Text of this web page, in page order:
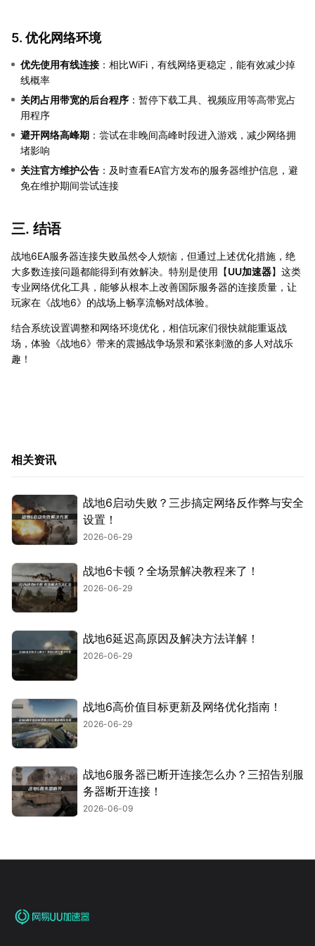
5. 优化网络环境
优先使用有线连接 ：相比WiFi，有线网络更稳定，能有效减少掉
线概率
关闭占用带宽的后台程序 ：暂停下载工具、视频应用等高带宽占
用程序
避开网络高峰期 ：尝试在非晚间高峰时段进入游戏，减少网络拥
堵影响
关注官方维护公告 ：及时查看EA官方发布的服务器维护信息，避
免在维护期间尝试连接
三. 结语
战地6EA服务器连接失败虽然令人烦恼，但通过上述优化措施，绝
大多数连接问题都能得到有效解决。特别是使用【UU加速器】这类
专业网络优化工具，能够从根本上改善国际服务器的连接质量，让
玩家在《战地6》的战场上畅享流畅对战体验。
结合系统设置调整和网络环境优化，相信玩家们很快就能重返战
场，体验《战地6》带来的震撼战争场景和紧张刺激的多人对战乐
趣！
相关资讯
战地6启动失败？三步搞定网络反作弊与安全
设置！
2026-06-29
战地6卡顿？全场景解决教程来了！
2026-06-29
战地6延迟高原因及解决方法详解！
2026-06-29
战地6高价值目标更新及网络优化指南！
2026-06-29
战地6服务器已断开连接怎么办？三招告别服
务器断开连接！
2026-06-09